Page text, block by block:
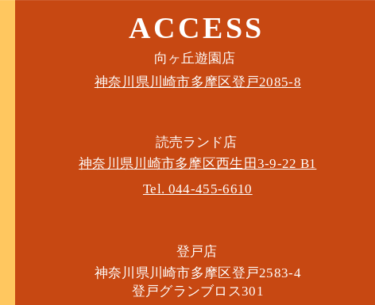
ACCESS
​向ヶ丘遊園店
神奈川県川崎市多摩区​登戸2085-8
​読売ランド店
神奈川県川崎市多摩区​西生田3-9-22 B1
Tel. 044-455-6610
​登戸店
神奈川県川崎市多摩区​登戸2583-4
​登戸グランブロス301